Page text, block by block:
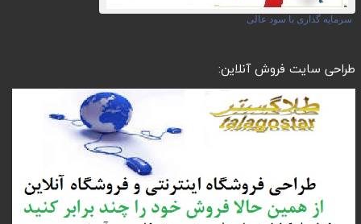
سرمایه گذاری با سود عالی
طراحی سایت فروش آنلاین: